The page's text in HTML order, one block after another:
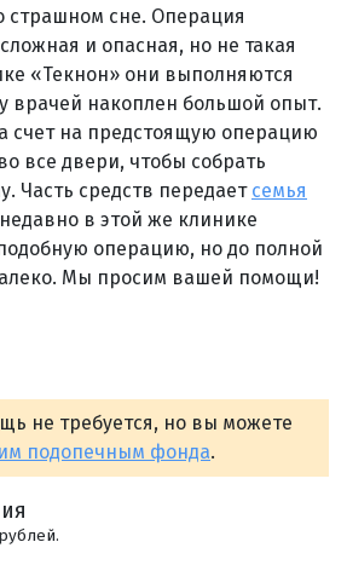
страшном сне. Операция
и опасная, но не такая
«Текнон» они выполняются
врачей накоплен большой опыт.
счет на предстоящую операцию
все двери, чтобы собрать
Часть средств передает семья
в этой же клинике
операцию, но до полной
Мы просим вашей помощи!
не требуется, но вы можете
подопечным фонда.
рублей.